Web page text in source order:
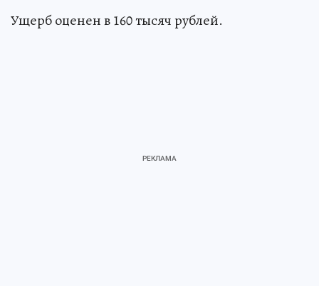
Ущерб оценен в 160 тысяч рублей.